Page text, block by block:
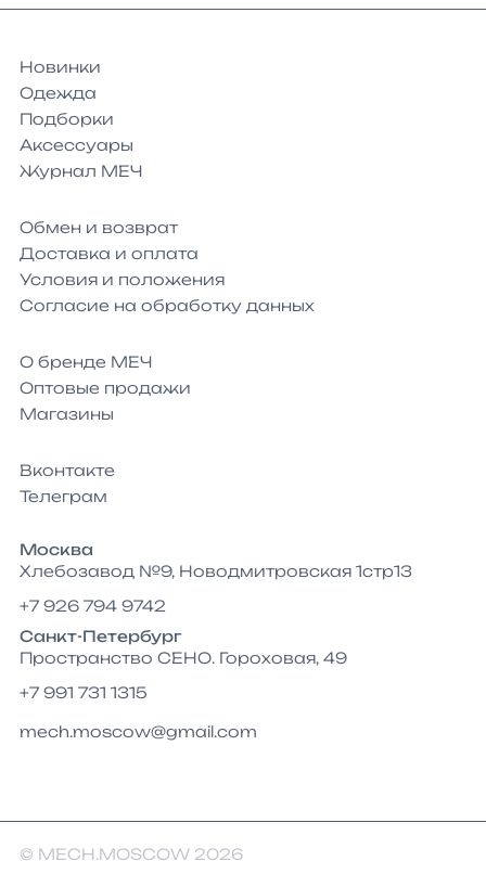
Новинки
Одежда
Подборки
Аксессуары
Журнал МЕЧ
Обмен и возврат
Доставка и оплата
Условия и положения
Согласие на обработку данных
О бренде МЕЧ
Оптовые продажи
Магазины
Вконтакте
Телеграм
Москва
Хлебозавод №9, Новодмитровская 1стр13
+7 926 794 9742
Санкт-Петербург
Пространство СЕНО. Гороховая, 49
+7 991 731 1315
mech.moscow@gmail.com
© MECH.MOSCOW 2026